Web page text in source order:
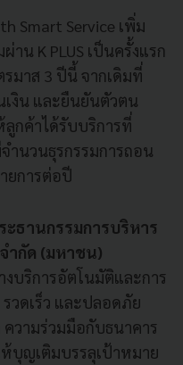
Smart Service เพิ่ม
น K PLUS เป็นครั้งแรก
รมาส 3 ปีนี้ จากเดิมที่
เงิน และยืนยันตัวตน
กค้าได้รับบริการที่
ำนวนธุรกรรมการถอน
ยการต่อปี
ธานกรรมการบริหาร
ำกัด (มหาชน)
บริการอัตโนมัติและการ
รวดเร็ว และปลอดภัย
วามร่วมมือกับธนาคาร
บุญเติมบรรลุเป้าหมาย